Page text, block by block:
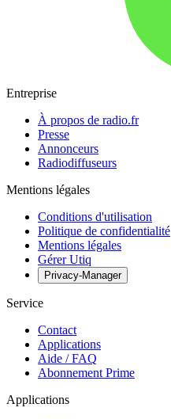
Entreprise
À propos de radio.fr
Presse
Annonceurs
Radiodiffuseurs
Mentions légales
Conditions d'utilisation
Politique de confidentialité
Mentions légales
Gérer Utiq
Privacy-Manager
Service
Contact
Applications
Aide / FAQ
Abonnement Prime
Applications